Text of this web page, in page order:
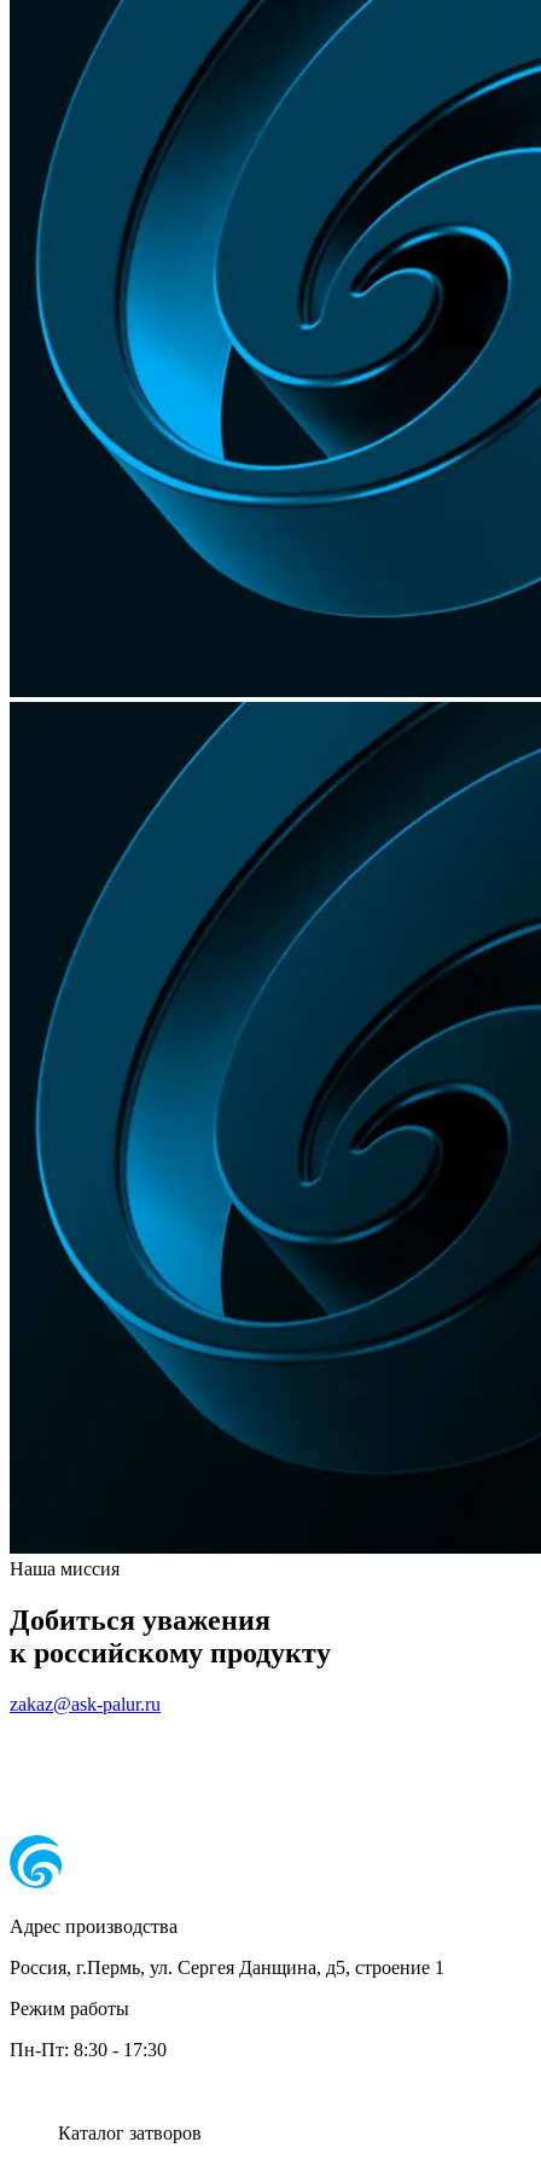
Наша миссия
Добиться уважения
к российскому продукту
zakaz@ask-palur.ru
Адрес производства
Россия, г.Пермь, ул. Сергея Данщина, д5, строение 1
Режим работы
Пн-Пт: 8:30 - 17:30
Каталог затворов